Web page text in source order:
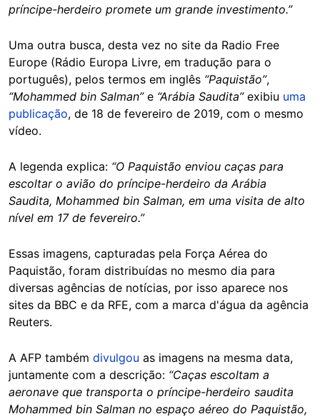
príncipe-herdeiro promete um grande investimento.”
Uma outra busca, desta vez no site da Radio Free
Europe (Rádio Europa Livre, em tradução para o
português), pelos termos em inglês “Paquistão”,
“Mohammed bin Salman”e “Arábia Saudita”exibiu uma
publicação, de 18 de fevereiro de 2019, com o mesmo
vídeo.
A legenda explica: “O Paquistão enviou caças para
escoltar o avião do príncipe-herdeiro da Arábia
Saudita, Mohammed bin Salman, em uma visita de alto
nível em 17 de fevereiro.”
Essas imagens, capturadas pela Força Aérea do
Paquistão, foram distribuídas no mesmo dia para
diversas agências de notícias, por isso aparece nos
sites da BBC e da RFE, com a marca d'água da agência
Reuters.
A AFP também divulgou as imagens na mesma data,
juntamente com a descrição: “Caças escoltam a
aeronave que transporta o príncipe-herdeiro saudita
Mohammed bin Salman no espaço aéreo do Paquistão,